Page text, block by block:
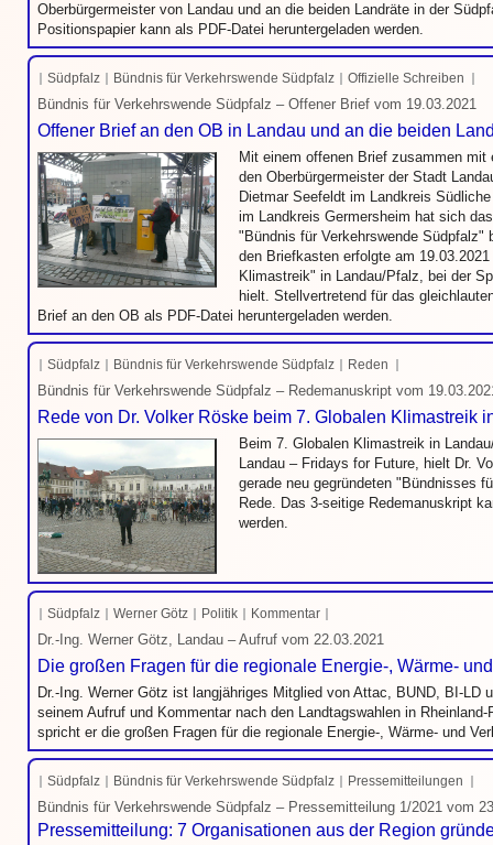
Oberbürgermeister von Landau und an die beiden Landräte in der
Positionspapier kann als PDF-Datei heruntergeladen werden.
Südpfalz Bündnis für Verkehrswende Südpfalz Offizielle Schreiben
Bündnis für Verkehrswende Südpfalz – Offener Brief vom 19.03.2021
Offener Brief an den OB in Landau und an die beiden
Mit einem offenen Brief zusammen
den Oberbürgermeister der Stadt
Dietmar Seefeldt im Landkreis
im Landkreis Germersheim hat sich
"Bündnis für Verkehrswende Südpfalz"
den Briefkasten erfolgte am
Klimastreik" in Landau/Pfalz, bei der
hielt. Stellvertretend für das
Brief an den OB als PDF-Datei heruntergeladen werden.
Südpfalz Bündnis für Verkehrswende Südpfalz Reden
Bündnis für Verkehrswende Südpfalz – Redemanuskript vom
Rede von Dr. Volker Röske beim 7. Globalen Klimastreik
Beim 7. Globalen Klimastreik in
Landau – Fridays for Future, hielt Dr.
gerade neu gegründeten "Bündnisses
Rede. Das 3-seitige Redemanuskript
werden.
Südpfalz Werner Götz Politik Kommentar
Dr.-Ing. Werner Götz, Landau – Aufruf vom 22.03.2021
Die großen Fragen für die regionale Energie-, Wärme-
Dr.-Ing. Werner Götz ist langjähriges Mitglied von Attac, BUND, BI-LD
seinem Aufruf und Kommentar nach den Landtagswahlen in
spricht er die großen Fragen für die regionale Energie-, Wärme- und
Südpfalz Bündnis für Verkehrswende Südpfalz Pressemitteilungen
Bündnis für Verkehrswende Südpfalz – Pressemitteilung 1/2021 vom
Pressemitteilung: 7 Organisationen aus der Region